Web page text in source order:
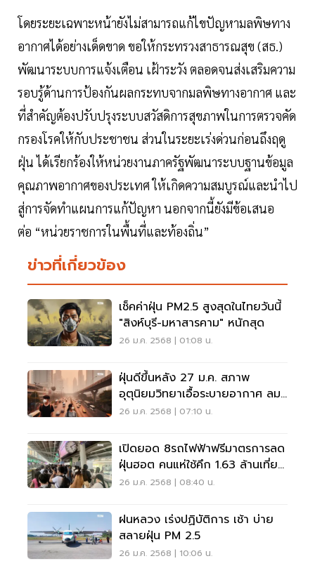
โดยระยะเฉพาะหน้ายังไม่สามารถแก้ไขปัญหามลพิษทาง
อากาศได้อย่างเด็ดขาด ขอให้กระทรวงสาธารณสุข (สธ.)
พัฒนาระบบการแจ้งเตือน เฝ้าระวัง ตลอดจนส่งเสริมความ
รอบรู้ด้านการป้องกันผลกระทบจากมลพิษทางอากาศ และ
ที่สำคัญต้องปรับปรุงระบบสวัสดิการสุขภาพในการตรวจคัด
กรองโรคให้กับประชาชน ส่วนในระยะเร่งด่วนก่อนถึงฤดู
ฝุ่น ได้เรียกร้องให้หน่วยงานภาครัฐพัฒนาระบบฐานข้อมูล
คุณภาพอากาศของประเทศ ให้เกิดความสมบูรณ์และนำไป
สู่การจัดทำแผนการแก้ปัญหา นอกจากนี้ยังมีข้อเสนอ
ต่อ “หน่วยราชการในพื้นที่และท้องถิ่น”
ข่าวที่เกี่ยวข้อง
เช็คค่าฝุ่น PM2.5 สูงสุดในไทยวันนี้
"สิงห์บุรี-มหาสารคาม" หนักสุด
26 ม.ค. 2568 | 01:08 น.
ฝุ่นดีขึ้นหลัง 27 ม.ค. สภาพ
อุตุนิยมวิทยาเอื้อระบายอากาศ ลม
พัดค่อนข้างแรง
26 ม.ค. 2568 | 07:10 น.
เปิดยอด 8รถไฟฟ้าฟรีมาตรการลด
ฝุ่นฮอต คนแห่ใช้คึก 1.63 ล้านเที่ยว
พุ่ง 45.29%
26 ม.ค. 2568 | 08:40 น.
ฝนหลวง เร่งปฏิบัติการ เช้า บ่าย
สลายฝุ่น PM 2.5
26 ม.ค. 2568 | 10:06 น.